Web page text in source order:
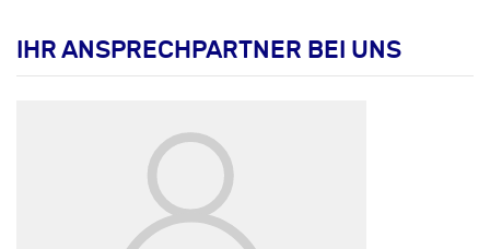
IHR ANSPRECHPARTNER BEI UNS